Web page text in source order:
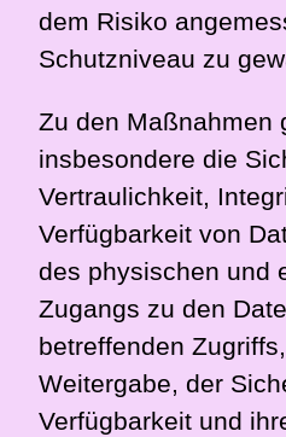
dem Risiko
Schutzniveau zu
Zu den Maßnahmen
insbesondere die
Vertraulichkeit,
Verfügbarkeit von
des physischen und
Zugangs zu den
betreffenden
Weitergabe, der
Verfügbarkeit und